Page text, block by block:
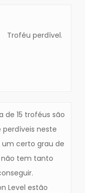
Troféu perdível.
de 15 troféus são
neste
certo grau de
tem tanto
Level estão